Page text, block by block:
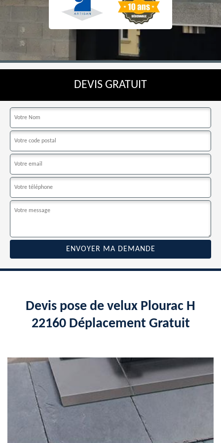
DEVIS GRATUIT
Devis pose de velux Plourac H
22160 Déplacement Gratuit